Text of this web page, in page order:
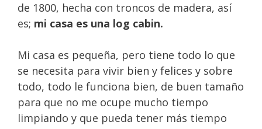
de 1800, hecha con troncos de madera, así
es; mi casa es una log cabin.
Mi casa es pequeña, pero tiene todo lo que
se necesita para vivir bien y felices y sobre
todo, todo le funciona bien, de buen tamaño
para que no me ocupe mucho tiempo
limpiando y que pueda tener más tiempo